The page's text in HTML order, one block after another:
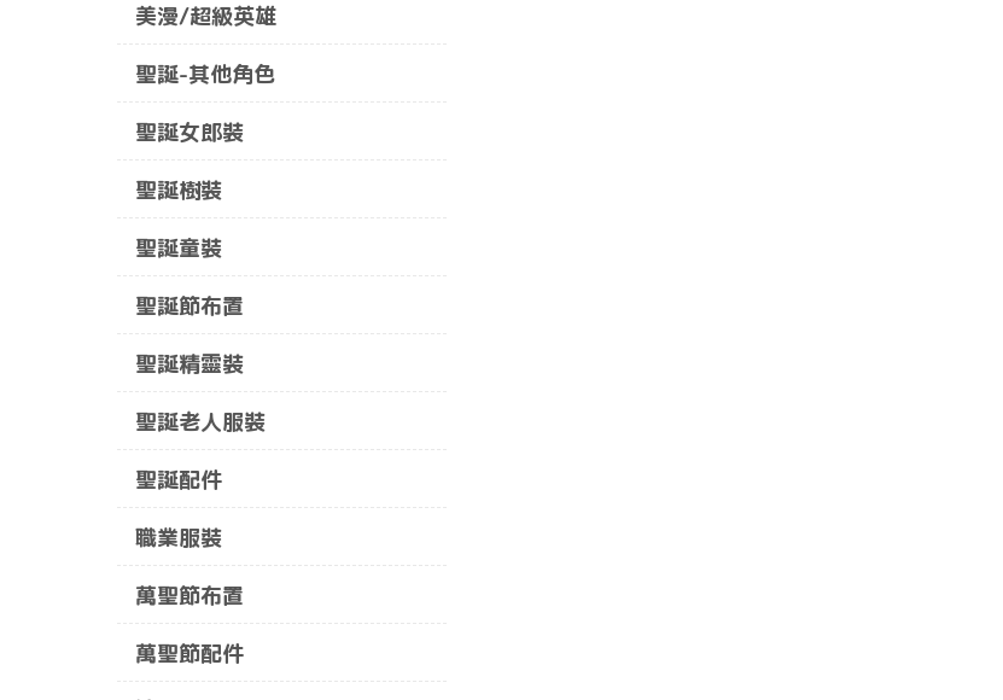
美漫/超級英雄
聖誕-其他角色
聖誕女郎裝
聖誕樹裝
聖誕童裝
聖誕節布置
聖誕精靈裝
聖誕老人服裝
聖誕配件
職業服裝
萬聖節布置
萬聖節配件